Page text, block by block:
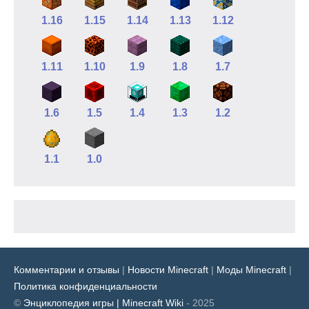
1.16 1.15 1.14 1.13 1.12
1.11 1.10 1.9 1.8 1.7
1.6 1.5 1.4 1.3 1.2
1.1 1.0
Комментарии и отзывы | Новости Minecraft | Моды Minecraft |
Политика конфиденциальности
© Энциклопедия игры | Minecraft Wiki - 2025